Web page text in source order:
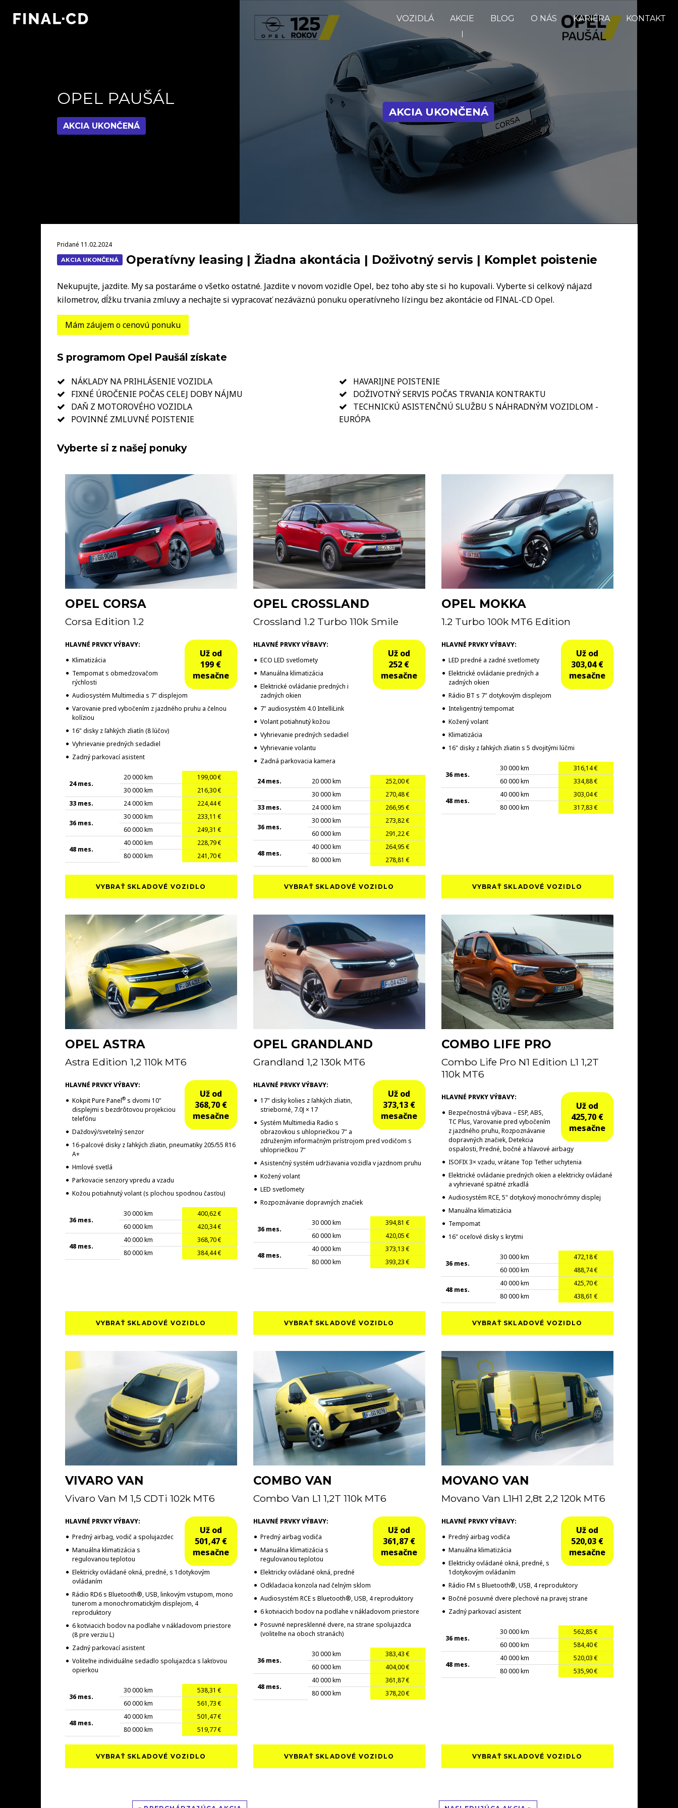
VOZIDLÁ AKCIE BLOG O NÁS KARIÉRA KONTAKT
OPEL PAUŠÁL
AKCIA UKONČENÁ
AKCIA UKONČENÁ
Pridané 11.02.2024
AKCIA UKONČENÁ Operatívny leasing | Žiadna akontácia | Doživotný servis | Komplet poistenie
Nekupujte, jazdite. My sa postaráme o všetko ostatné. Jazdite v novom vozidle Opel, bez toho aby ste si ho kupovali. Vyberte si celkový nájazd
kilometrov, dĺžku trvania zmluvy a nechajte si vypracovať nezáväznú ponuku operatívneho lízingu bez akontácie od FINAL-CD Opel.
Mám záujem o cenovú ponuku
S programom Opel Paušál získate
NÁKLADY NA PRIHLÁSENIE VOZIDLA
FIXNÉ ÚROČENIE POČAS CELEJ DOBY NÁJMU
DAŇ Z MOTOROVÉHO VOZIDLA
POVINNÉ ZMLUVNÉ POISTENIE
HAVARIJNE POISTENIE
DOŽIVOTNÝ SERVIS POČAS TRVANIA KONTRAKTU
TECHNICKÚ ASISTENČNÚ SLUŽBU S NÁHRADNÝM VOZIDLOM -
EURÓPA
Vyberte si z našej ponuky
OPEL CORSA
Corsa Edition 1.2
Už od
199 €
mesačne
HLAVNÉ PRVKY VÝBAVY:
Klimatizácia
Tempomat s obmedzovačom
rýchlosti
Audiosystém Multimedia s 7" displejom
Varovanie pred vybočením z jazdného pruhu a čelnou
kolíziou
16" disky z ľahkých zliatín (8 lúčov)
Vyhrievanie predných sedadiel
Zadný parkovací asistent
24 mes.
20 000 km
199,00 €
30 000 km
216,30 €
33 mes.
24 000 km 224,44 €
36 mes.
30 000 km
233,11 €
60 000 km
249,31 €
48 mes.
40 000 km
228,79 €
80 000 km
241,70 €
VYBRAŤ SKLADOVÉ VOZIDLO
OPEL CROSSLAND
Crossland 1.2 Turbo 110k Smile
Už od
252 €
mesačne
HLAVNÉ PRVKY VÝBAVY:
ECO LED svetlomety
Manuálna klimatizácia
Elektrické ovládanie predných i
zadných okien
7" audiosystém 4.0 IntelliLink
Volant potiahnutý kožou
Vyhrievanie predných sedadiel
Vyhrievanie volantu
Zadná parkovacia kamera
24 mes. 20 000 km
252,00 €
30 000 km
270,48 €
33 mes.
24 000 km 266,95 €
36 mes.
30 000 km
273,82 €
60 000 km
291,22 €
48 mes.
40 000 km
264,95 €
80 000 km
278,81 €
VYBRAŤ SKLADOVÉ VOZIDLO
OPEL MOKKA
1.2 Turbo 100k MT6 Edition
Už od
303,04 €
mesačne
HLAVNÉ PRVKY VÝBAVY:
LED predné a zadné svetlomety
Elektrické ovládanie predných a
zadných okien
Rádio BT s 7" dotykovým displejom
Inteligentný tempomat
Kožený volant
Klimatizácia
16" disky z ľahkých zliatin s 5 dvojitými lúčmi
36 mes.
30 000 km
316,14 €
60 000 km
334,88 €
48 mes.
40 000 km
303,04 €
80 000 km
317,83 €
VYBRAŤ SKLADOVÉ VOZIDLO
OPEL ASTRA
Astra Edition 1,2 110k MT6
Už od
368,70 €
mesačne
HLAVNÉ PRVKY VÝBAVY:
Kokpit Pure Panel®s dvomi 10"
displejmi s bezdrôtovou projekciou
telefónu
Dažďový/svetelný senzor
16-palcové disky z ľahkých zliatin, pneumatiky 205/55 R16
A+
Hmlové svetlá
Parkovacie senzory vpredu a vzadu
Kožou potiahnutý volant (s plochou spodnou časťou)
36 mes.
30 000 km
400,62 €
60 000 km
420,34 €
48 mes.
40 000 km
368,70 €
80 000 km
384,44 €
VYBRAŤ SKLADOVÉ VOZIDLO
OPEL GRANDLAND
Grandland 1,2 130k MT6
Už od
373,13 €
mesačne
HLAVNÉ PRVKY VÝBAVY:
17" disky kolies z ľahkých zliatin,
strieborné, 7.0J × 17
Systém Multimedia Radio s
obrazovkou s uhlopriečkou 7" a
združeným informačným prístrojom pred vodičom s
uhlopriečkou 7"
Asistenčný systém udržiavania vozidla v jazdnom pruhu
Kožený volant
LED svetlomety
Rozpoznávanie dopravných značiek
36 mes.
30 000 km
394,81 €
60 000 km
420,05 €
48 mes.
40 000 km
373,13 €
80 000 km
393,23 €
VYBRAŤ SKLADOVÉ VOZIDLO
COMBO LIFE PRO
Combo Life Pro N1 Edition L1 1,2T
110k MT6
Už od
425,70 €
mesačne
HLAVNÉ PRVKY VÝBAVY:
Bezpečnostná výbava – ESP, ABS,
TC Plus, Varovanie pred vybočením
z jazdného pruhu, Rozpoznávanie
dopravných značiek, Detekcia
ospalosti, Predné, bočné a hlavové airbagy
ISOFIX 3× vzadu, vrátane Top Tether uchytenia
Elektrické ovládanie predných okien a elektricky ovládané
a vyhrievané spätné zrkadlá
Audiosystém RCE, 5" dotykový monochrómny displej
Manuálna klimatizácia
Tempomat
16" oceľové disky s krytmi
36 mes.
30 000 km
472,18 €
60 000 km
488,74 €
48 mes.
40 000 km
425,70 €
80 000 km
438,61 €
VYBRAŤ SKLADOVÉ VOZIDLO
VIVARO VAN
Vivaro Van M 1,5 CDTi 102k MT6
Už od
501,47 €
mesačne
HLAVNÉ PRVKY VÝBAVY:
Predný airbag, vodič a spolujazdec
Manuálna klimatizácia s
regulovanou teplotou
Elektricky ovládané okná, predné, s 1dotykovým
ovládaním
Rádio RD6 s Bluetooth®, USB, linkovým vstupom, mono
tunerom a monochromatickým displejom, 4
reproduktory
6 kotviacich bodov na podlahe v nákladovom priestore
(8 pre verziu L)
Zadný parkovací asistent
Voliteľne individuálne sedadlo spolujazdca s lakťovou
opierkou
36 mes.
30 000 km
538,31 €
60 000 km
561,73 €
48 mes.
40 000 km
501,47 €
80 000 km
519,77 €
VYBRAŤ SKLADOVÉ VOZIDLO
COMBO VAN
Combo Van L1 1,2T 110k MT6
Už od
361,87 €
mesačne
HLAVNÉ PRVKY VÝBAVY:
Predný airbag vodiča
Manuálna klimatizácia s
regulovanou teplotou
Elektricky ovládané okná, predné
Odkladacia konzola nad čelným sklom
Audiosystém RCE s Bluetooth®, USB, 4 reproduktory
6 kotviacich bodov na podlahe v nákladovom priestore
Posuvné nepresklenné dvere, na strane spolujazdca
(voliteľne na oboch stranách)
36 mes.
30 000 km
383,43 €
60 000 km
404,00 €
48 mes.
40 000 km
361,87 €
80 000 km
378,20 €
VYBRAŤ SKLADOVÉ VOZIDLO
MOVANO VAN
Movano Van L1H1 2,8t 2,2 120k MT6
Už od
520,03 €
mesačne
HLAVNÉ PRVKY VÝBAVY:
Predný airbag vodiča
Manuálna klimatizácia
Elektricky ovládané okná, predné, s
1dotykovým ovládaním
Rádio FM s Bluetooth®, USB, 4 reproduktory
Bočné posuvné dvere plechové na pravej strane
Zadný parkovací asistent
36 mes.
30 000 km
562,85 €
60 000 km
584,40 €
48 mes.
40 000 km
520,03 €
80 000 km
535,90 €
VYBRAŤ SKLADOVÉ VOZIDLO